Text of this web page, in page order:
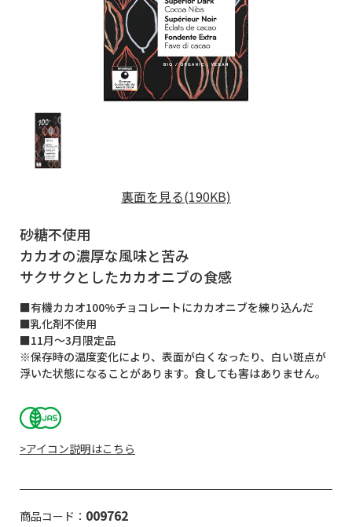
裏面を見る(190KB)
砂糖不使用
カカオの濃厚な風味と苦み
サクサクとしたカカオニブの食感
■有機カカオ100%チョコレートにカカオニブを練り込んだ
■乳化剤不使用
■11月～3月限定品
※保存時の温度変化により、表面が白くなったり、白い斑点が
浮いた状態になることがあります。食しても害はありません。
>アイコン説明はこちら
商品コード： 009762